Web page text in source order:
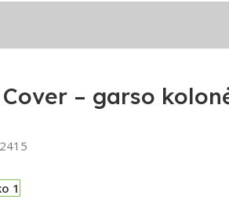
– garso
1